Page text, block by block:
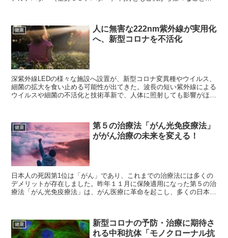
健康
人に無害な222nm紫外線が実用化
へ、新型コロナを不活化
深紫外線LEDの様々な施設へ設置が、新型コロナ変異種やウイルス、
細菌の拡大を食い止める可能性が出てきた。波長の短い紫外線による
ウイルスや細菌の不活化と技術革新で、人体に照射しても影響がほと
健康
第５の治療法「がん光免疫療法」
ががん治療の未来を変える！
日本人の死因第1位は「がん」であり、これまでの治療法には多くの
デメリットが存在しました。昨年１１月に保険適用になった第５の治
療法「がん光免疫療法」は、がん医療に革命を起こし、多くの日本人
健康
新型コロナの予防・治療に期待さ
れる中和抗体「モノクローナル抗